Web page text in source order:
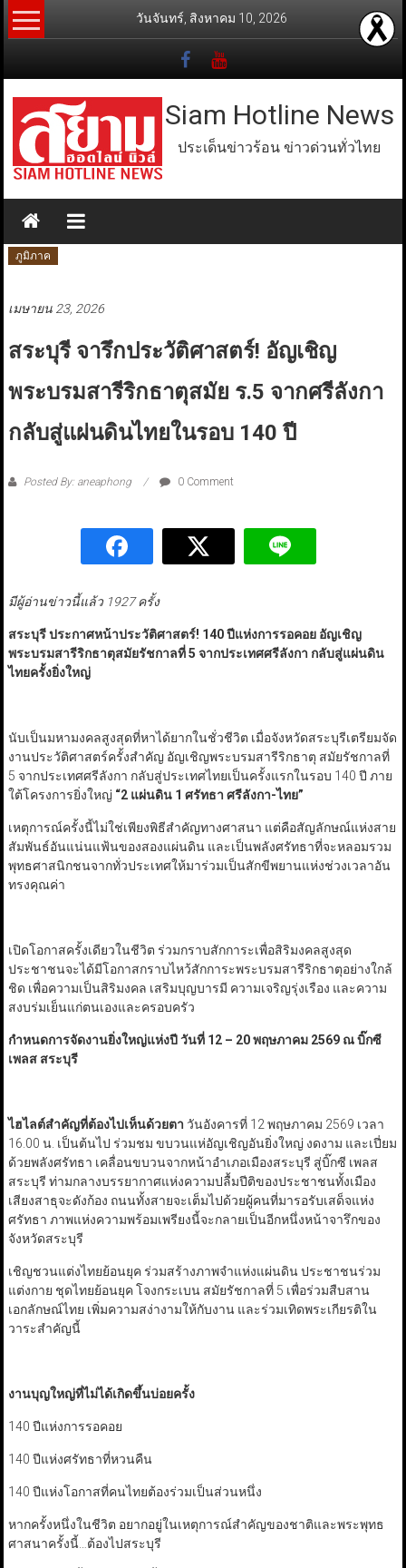
Skip
to
วันจันทร์, สิงหาคม 10, 2026
Siam Hotline News
ประเด็นข่าวร้อน ข่าวด่วนทั่วไทย
ภูมิภาค
เมษายน 23, 2026
สระบุรี จารึกประวัติศาสตร์! อัญเชิญ
พระบรมสารีริกธาตุสมัย ร.5 จากศรีลังกา
กลับสู่แผ่นดินไทยในรอบ 140 ปี
Posted By: aneaphong 0 Comment
มีผู้อ่านข่าวนี้แล้ว 1927 ครั้ง
สระบุรี ประกาศหน้าประวัติศาสตร์! 140 ปีแห่งการรอคอย อัญเชิญ
พระบรมสารีริกธาตุสมัยรัชกาลที่ 5 จากประเทศศรีลังกา กลับสู่แผ่นดิน
ไทยครั้งยิ่งใหญ่
นับเป็นมหามงคลสูงสุดที่หาได้ยากในชั่วชีวิต เมื่อจังหวัดสระบุรีเตรียมจัด
งานประวัติศาสตร์ครั้งสำคัญ อัญเชิญพระบรมสารีริกธาตุ สมัยรัชกาลที่
5 จากประเทศศรีลังกา กลับสู่ประเทศไทยเป็นครั้งแรกในรอบ 140 ปี ภาย
ใต้โครงการยิ่งใหญ่ “2 แผ่นดิน 1 ศรัทธา ศรีลังกา-ไทย”
เหตุการณ์ครั้งนี้ไม่ใช่เพียงพิธีสำคัญทางศาสนา แต่คือสัญลักษณ์แห่งสาย
สัมพันธ์อันแน่นแฟ้นของสองแผ่นดิน และเป็นพลังศรัทธาที่จะหลอมรวม
พุทธศาสนิกชนจากทั่วประเทศให้มาร่วมเป็นสักขีพยานแห่งช่วงเวลาอัน
ทรงคุณค่า
เปิดโอกาสครั้งเดียวในชีวิต ร่วมกราบสักการะเพื่อสิริมงคลสูงสุด
ประชาชนจะได้มีโอกาสกราบไหว้สักการะพระบรมสารีริกธาตุอย่างใกล้
ชิด เพื่อความเป็นสิริมงคล เสริมบุญบารมี ความเจริญรุ่งเรือง และความ
สงบร่มเย็นแก่ตนเองและครอบครัว
กำหนดการจัดงานยิ่งใหญ่แห่งปีวันที่ 12 – 20 พฤษภาคม 2569 ณ บิ๊กซี
เพลส สระบุรี
ไฮไลต์สำคัญที่ต้องไปเห็นด้วยตา วันอังคารที่ 12 พฤษภาคม 2569 เวลา
16.00 น. เป็นต้นไป ร่วมชม ขบวนแห่อัญเชิญอันยิ่งใหญ่ งดงาม และเปี่ยม
ด้วยพลังศรัทธา เคลื่อนขบวนจากหน้าอำเภอเมืองสระบุรี สู่บิ๊กซี เพลส
สระบุรี ท่ามกลางบรรยากาศแห่งความปลื้มปีติของประชาชนทั้งเมือง
เสียงสาธุจะดังก้อง ถนนทั้งสายจะเต็มไปด้วยผู้คนที่มารอรับเสด็จแห่ง
ศรัทธา ภาพแห่งความพร้อมเพรียงนี้จะกลายเป็นอีกหนึ่งหน้าจารึกของ
จังหวัดสระบุรี
เชิญชวนแต่งไทยย้อนยุค ร่วมสร้างภาพจำแห่งแผ่นดิน ประชาชนร่วม
แต่งกาย ชุดไทยย้อนยุค โจงกระเบน สมัยรัชกาลที่ 5 เพื่อร่วมสืบสาน
เอกลักษณ์ไทย เพิ่มความสง่างามให้กับงาน และร่วมเทิดพระเกียรติใน
วาระสำคัญนี้
งานบุญใหญ่ที่ไม่ได้เกิดขึ้นบ่อยครั้ง
140 ปีแห่งการรอคอย
140 ปีแห่งศรัทธาที่หวนคืน
140 ปีแห่งโอกาสที่คนไทยต้องร่วมเป็นส่วนหนึ่ง
หากครั้งหนึ่งในชีวิต อยากอยู่ในเหตุการณ์สำคัญของชาติและพระพุทธ
ศาสนาครั้งนี้…ต้องไปสระบุรี